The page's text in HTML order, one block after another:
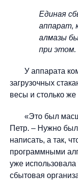
Единая
аппарат,
алмазы
при этом.
У аппарата
загрузочных
весы и столько
«Это был
Петр. – Нужно
написать, а так,
программными
уже
сбытовая